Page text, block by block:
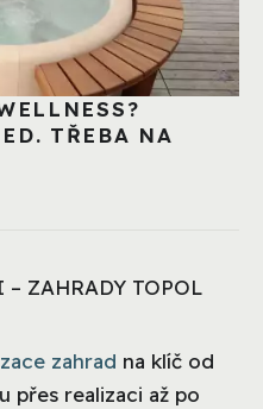
TŘEBA NA
ZAHRADY TOPOL
zahrad na klíč od
přes realizaci až po